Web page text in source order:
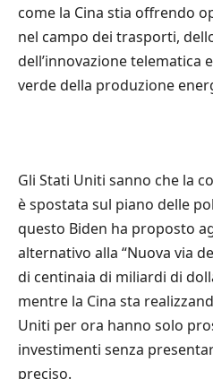
come la Cina stia offrendo
nel campo dei trasporti,
dell’innovazione telematica
verde della produzione
Gli Stati Uniti sanno che la
è spostata sul piano delle
questo Biden ha proposto
alternativo alla “Nuova via
di centinaia di miliardi di
mentre la Cina sta
Uniti per ora hanno solo
investimenti senza
preciso.